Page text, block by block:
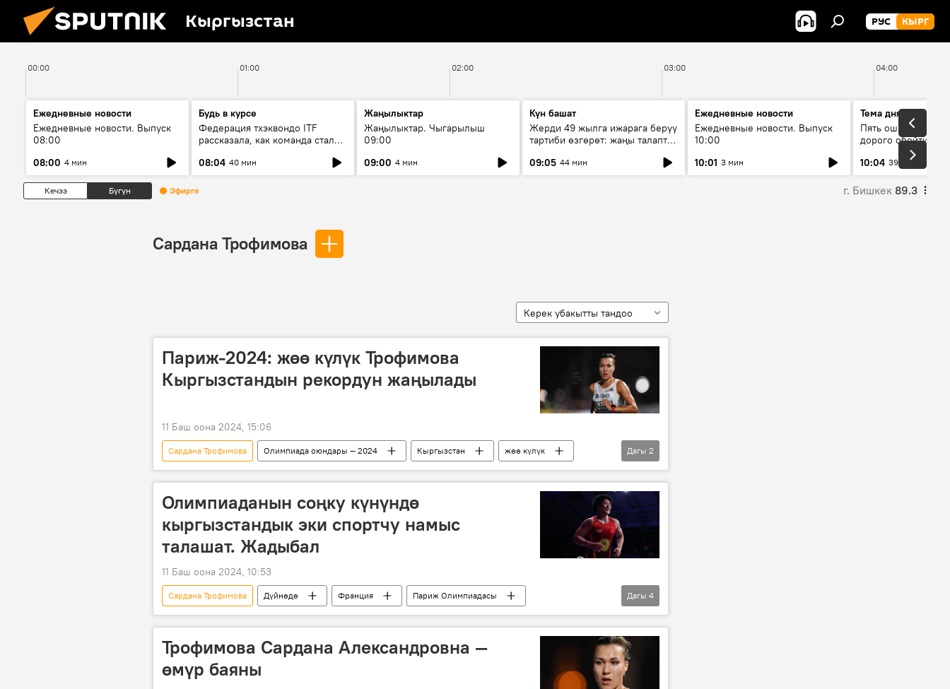
Кыргызстан РУС КЫРГ
00:00 01:00 02:00 03:00 04:00
Ежедневные новости
Ежедневные новости. Выпуск
08:00
08:00 4 мин
Будь в курсе
Федерация тхэквондо ITF
рассказала, как команда стала
08:04 40 мин
Жаңылыктар
Жаңылыктар. Чыгарылыш
09:00
09:00 4 мин
Күн башат
Жерди 49 жылга ижарага берүү
тартиби өзгөрөт: жаңы талаптар
09:05 44 мин
Ежедневные новости
Ежедневные новости. Выпуск
10:00
10:01 3 мин
Тема дня
Пять ошибок
дорого обойтись
10:04 39 мин
Кечээ Бүгүн Эфирге г. Бишкек 89.3
Сардана Трофимова
Керек убакытты тандоо
Париж-2024: жөө күлүк Трофимова
Кыргызстандын рекордун жаңылады
11 Баш оона 2024, 15:06
Сардана Трофимова Олимпиада оюндары — 2024 Кыргызстан
жөө күлүк
марафон
олимпиада
Дагы 2
Олимпиаданын соңку күнүндө
кыргызстандык эки спортчу намыс
талашат. Жадыбал
11 Баш оона 2024, 10:53
Сардана Трофимова Дүйнөдө Франция
Париж Олимпиадасы
Айпери Медет кызы
Спорт Кыргызстан Олимпиада оюндары — 2024
Дагы 4
Трофимова Сардана Александровна —
өмүр баяны